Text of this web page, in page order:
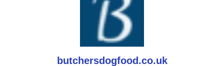
butchersdogfood.co.uk